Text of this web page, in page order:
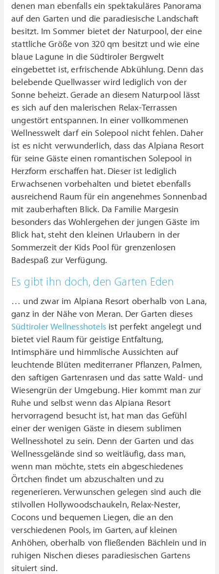
denen man ebenfalls ein spektakuläres Panorama
auf den Garten und die paradiesische Landschaft
besitzt. Im Sommer bietet der Naturpool, der eine
stattliche Größe von 320 qm besitzt und wie eine
blaue Lagune in die Südtiroler Bergwelt
eingebettet ist, erfrischende Abkühlung. Denn das
belebende Quellwasser wird lediglich von der
Sonne beheizt. Gerade an diesem Naturpool lässt
es sich auf den malerischen Relax-Terrassen
ungestört entspannen. In einer vollkommenen
Wellnesswelt darf ein Solepool nicht fehlen. Daher
ist es nicht verwunderlich, dass das Alpiana Resort
für seine Gäste einen romantischen Solepool in
Herzform erschaffen hat. Dieser ist lediglich
Erwachsenen vorbehalten und bietet ebenfalls
ausreichend Raum für ein angenehmes Sonnenbad
mit zauberhaften Blick. Da Familie Margesin
besonders das Wohlergehen der jungen Gäste im
Blick hat, steht den kleinen Urlaubern in der
Sommerzeit der Kids Pool für grenzenlosen
Badespaß zur Verfügung.
Es gibt ihn doch, den Garten Eden
… und zwar im Alpiana Resort oberhalb von Lana,
ganz in der Nähe von Meran. Der Garten dieses
Südtiroler Wellnesshotels ist perfekt angelegt und
bietet viel Raum für geistige Entfaltung,
Intimsphäre und himmlische Aussichten auf
leuchtende Blüten mediterraner Pflanzen, Palmen,
den saftigen Gartenrasen und das satte Wald- und
Wiesengrün der Umgebung. Hier kommt man zur
Ruhe und selbst wenn das Alpiana Resort
hervorragend besucht ist, hat man das Gefühl
einer der wenigen Gäste in diesem sublimen
Wellnesshotel zu sein. Denn der Garten und das
Wellnessgelände sind so weitläufig, dass man,
wenn man möchte, stets ein abgeschiedenes
Örtchen findet um abzuschalten und zu
regenerieren. Verwunschen gelegen sind auch die
stilvollen Hollywoodschaukeln, Relax-Nester,
Cocons und bequemen Liegen, die an den
verschiedenen Pools, im Garten, auf kleinen
Anhöhen, oberhalb von fließenden Bächlein und in
ruhigen Nischen dieses paradiesischen Gartens
situiert sind.